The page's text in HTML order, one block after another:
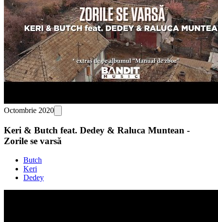
Octombrie 2020
Keri & Butch feat. Dedey & Raluca Muntean -
Zorile se varsă
Butch
Keri
Dedey